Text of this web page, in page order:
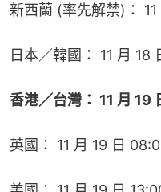
新西蘭 (率先解禁)：
日本／韓國： 11 月 18
香港／台灣： 11 月 19
英國： 11 月 19 日